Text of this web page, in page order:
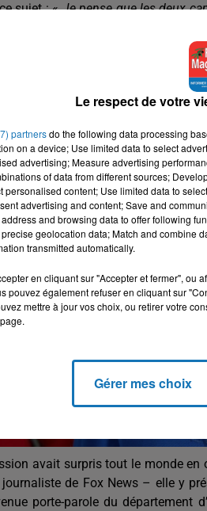
sujet : «Je pense que les deux
côtés de la science
avait surpris tout le monde en
de Fox News – elle y
porte-parole du département
Le respect de votre
partnersdo the following data processing
on a device; Use limited data to select
advertising; Measure advertising
of data from different sources;
personalised content; Use limited data to
advertising and content; Save and
and browsing data to offer following
geolocation data; Match and combine
transmitted automatically.
en cliquant sur "Accepter et fermer", ou
pouvez également refuser en cliquant sur
mettre à jour vos choix, ou retirer votre
Gérer mes choix